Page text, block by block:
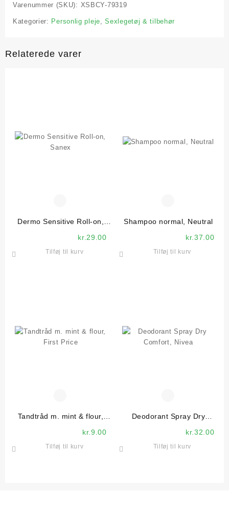
Varenummer (SKU): XSBCY-79319
Kategorier: Personlig pleje,Sexlegetøj & tilbehør
Relaterede varer
Dermo Sensitive Roll-on,
kr. 29.00
Tilføj til kurv
Shampoo normal, Neutral
kr. 37.00
Tilføj til kurv
Tandtråd m. mint & flour,
kr.9.00
Tilføj til kurv
Deodorant Spray Dry
kr.32.00
Tilføj til kurv